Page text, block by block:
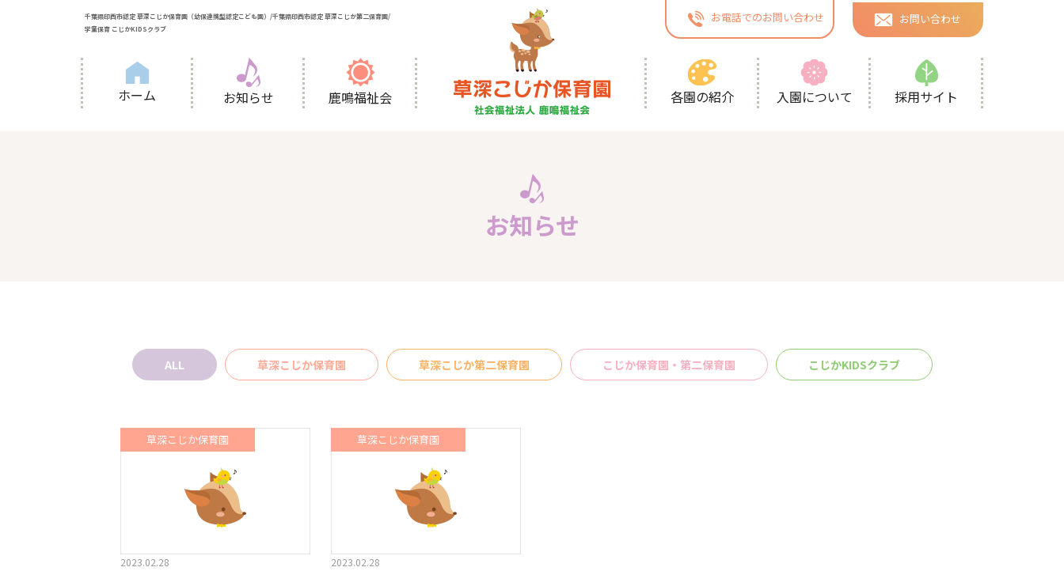
千葉県印西市認定 草深こじか保育園（幼保連携型認定こども園）/千葉県印西市認定 草深こじか第二保育園/
学童保育 こじかKIDSクラブ
お電話でのお問い合わせ お問い合わせ
ホーム お知らせ 鹿鳴福祉会 各園の紹介 入園について 採用サイト
お知らせ
ALL 草深こじか保育園 草深こじか第二保育園 こじか保育園・第二保育園 こじかKIDSクラブ
草深こじか保育園
2023.02.28
草深こじか保育園
2023.02.28